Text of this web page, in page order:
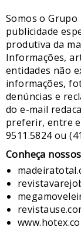
Somos o
publicidade
produtiva da
Informações,
entidades não
informações,
denúncias e
do e-mail
preferir, entre
9511.5824 ou
​Conheça